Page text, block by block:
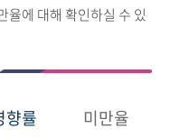
율에 대해 확인하실 수 있
향률 미만율